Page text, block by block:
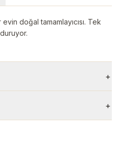
doğal tamamlayıcısı. Tek
+
+